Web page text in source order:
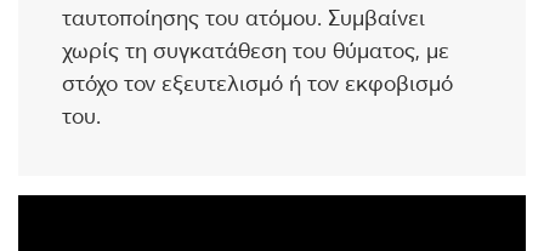
ταυτοποίησης του ατόμου. Συμβαίνει
χωρίς τη συγκατάθεση του θύματος, με
στόχο τον εξευτελισμό ή τον εκφοβισμό
του.